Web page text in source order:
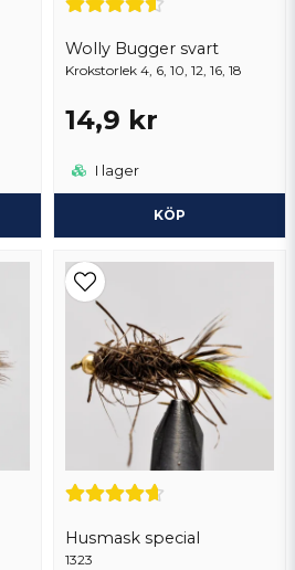
Wolly Bugger svart
Krokstorlek 4, 6, 10, 12, 16, 18
14,9 kr
I lager
KÖP
Husmask special
1323
Skicka fråga